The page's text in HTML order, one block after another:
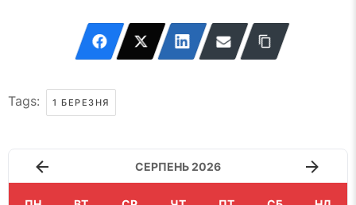
Tags: 1 БЕРЕЗНЯ
СЕРПЕНЬ 2026